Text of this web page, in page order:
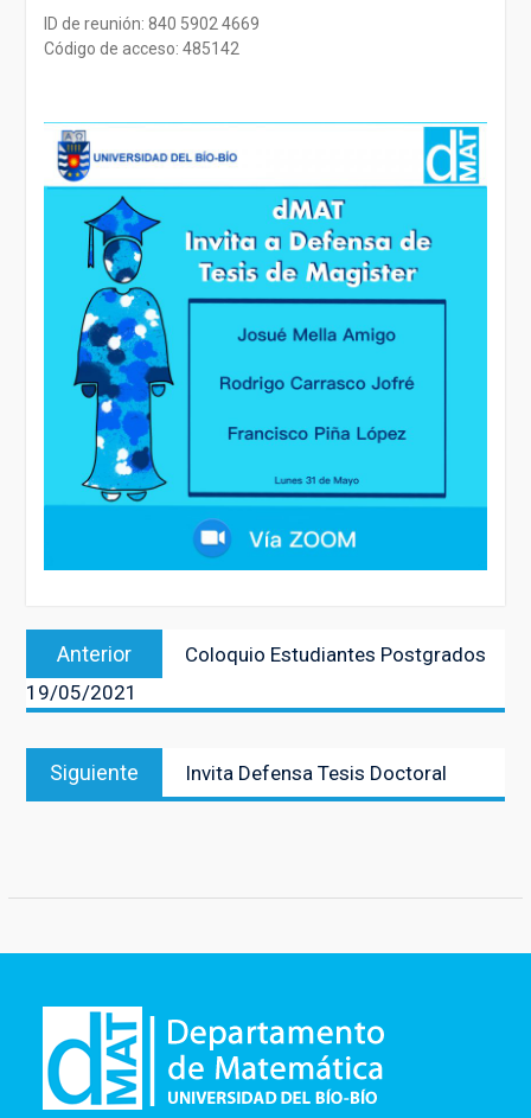
ID de reunión: 840 5902 4669
Código de acceso: 485142
Navegación
entradas
Anterior
anterior:
Coloquio Estudiantes Postgrados
19/05/2021
Siguiente
siguiente:
Invita Defensa Tesis Doctoral